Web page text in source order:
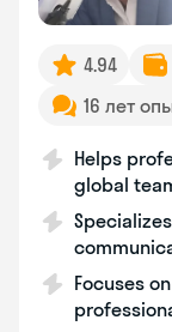
4.94
16 лет
Helps
global
Focuses